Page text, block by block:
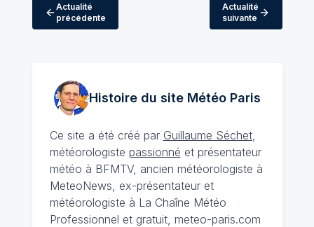
Actualité
précédente
Actualité
suivante
Histoire du site MétéoParis
Ce site a été créé par Guillaume Séchet,
météorologiste passionné et présentateur
météo à BFMTV, ancien météorologiste à
MeteoNews, ex-présentateur et
météorologiste à La Chaîne Météo
Professionnel et gratuit, meteo-paris.com